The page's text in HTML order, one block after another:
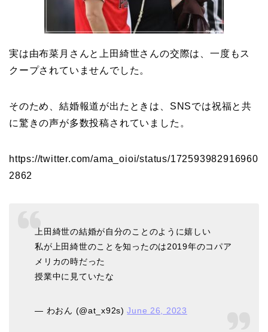
中森明菜の結婚歴！豪華
すぎる歴代彼氏４人と
二宮和也と嫁・伊藤綾子
ティ番組！共演を重ねて
と離婚したのはいつ？顔
田村淳と嫁・香那の結婚
実は由布菜月さんと上田綺世さんの交際は、 一度もス
クープされていませんでした。
そのため、結婚報道が出たときは、SNSでは祝福と共
に驚きの声が多数投稿されていました。
https://twitter.com/ama_oioi/status/172593982916960
2862
上田綺世の結婚が自分のことのように嬉しい
私が上田綺世のことを知ったのは2019年のコパア
メリカの時だった
授業中に見ていたな
— わおん (@at_x92s)June 26, 2023